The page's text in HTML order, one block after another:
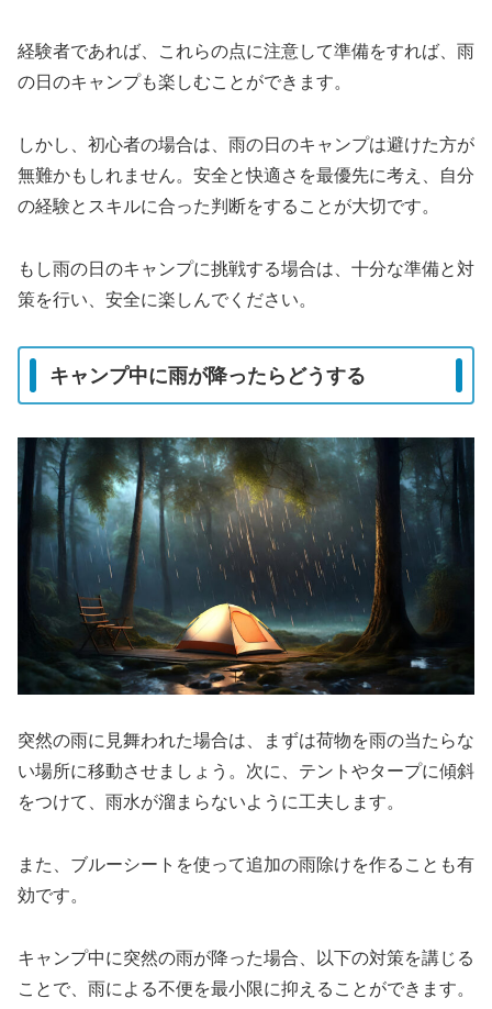
経験者であれば、これらの点に注意して準備をすれば、雨
の日のキャンプも楽しむことができます。
しかし、初心者の場合は、雨の日のキャンプは避けた方が
無難かもしれません。安全と快適さを最優先に考え、自分
の経験とスキルに合った判断をすることが大切です。
もし雨の日のキャンプに挑戦する場合は、十分な準備と対
策を行い、安全に楽しんでください。
キャンプ中に雨が降ったらどうする
突然の雨に見舞われた場合は、まずは荷物を雨の当たらな
い場所に移動させましょう。次に、テントやタープに傾斜
をつけて、雨水が溜まらないように工夫します。
また、ブルーシートを使って追加の雨除けを作ることも有
効です。
キャンプ中に突然の雨が降った場合、以下の対策を講じる
ことで、雨による不便を最小限に抑えることができます。